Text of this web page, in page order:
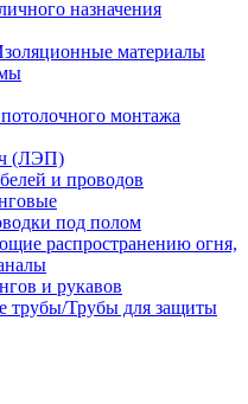
назначения
материалы
монтажа
(ЛЭП)
и проводов
под полом
распространению огня,
и рукавов
трубы/Трубы для защиты